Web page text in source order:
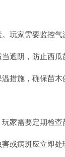
玩家需要监控气
遮阴，防止西瓜
措施，确保苗木
家需要定期检查
或病斑应立即处